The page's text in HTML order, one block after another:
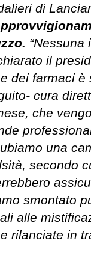
di
“Nessuna
il
dei farmaci è
cura
che
una
secondo
smontato
alle
rilanciate in